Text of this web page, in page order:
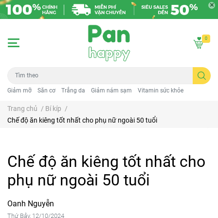
Giảm mỡ Săn cơ Trắng da Giảm nám sạm Vitamin sức khỏe
0
Trang chủ / Bí kíp /
Chế độ ăn kiêng tốt nhất cho phụ nữ ngoài 50 tuổi
Chế độ ăn kiêng tốt nhất cho
phụ nữ ngoài 50 tuổi
Oanh Nguyễn
Thứ Bảy, 12/10/2024